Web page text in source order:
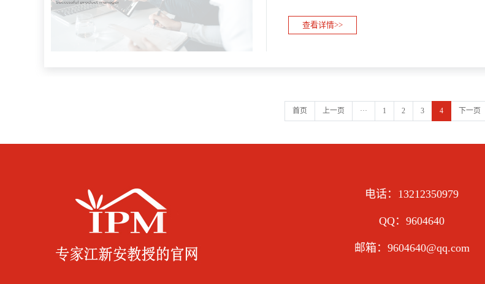
查看详情>>
首页 上一页 ··· 1 2 3 4 下一页
电话：13212350979
QQ：9604640
邮箱：9604640@qq.com